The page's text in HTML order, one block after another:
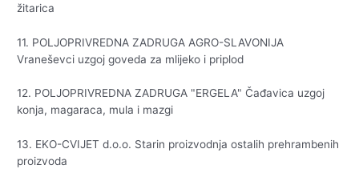
žitarica
11. POLJOPRIVREDNA ZADRUGA AGRO-SLAVONIJA
Vraneševci uzgoj goveda za mlijeko i priplod
12. POLJOPRIVREDNA ZADRUGA "ERGELA" Čađavica uzgoj
konja, magaraca, mula i mazgi
13. EKO-CVIJET d.o.o. Starin proizvodnja ostalih prehrambenih
proizvoda